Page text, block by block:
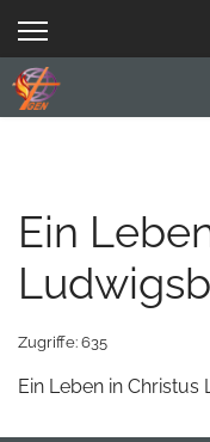
Ein
Zugriffe: 635
Ein Leben in